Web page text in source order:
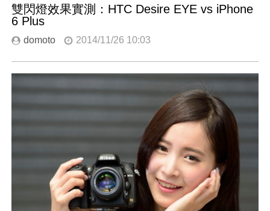
雙閃燈效果實測：HTC Desire EYE vs iPhone
6 Plus
domoto 2014/11/26 10:03